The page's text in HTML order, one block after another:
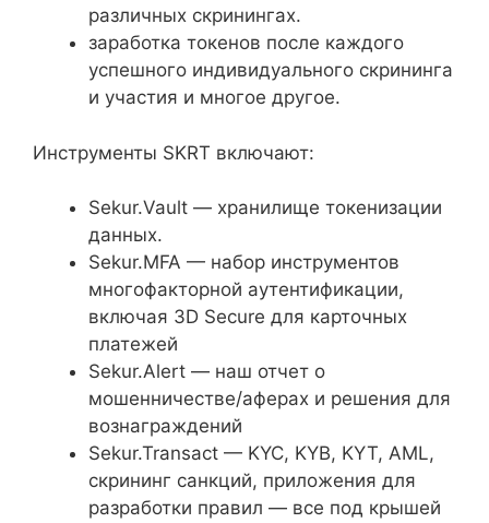
различных скринингах.
заработка токенов после каждого
успешного индивидуального скрининга
и участия и многое другое.
Инструменты SKRT включают:
Sekur.Vault — хранилище токенизации
данных.
Sekur.MFA — набор инструментов
многофакторной аутентификации,
включая 3D Secure для карточных
платежей
Sekur.Alert — наш отчет о
мошенничестве/аферах и решения для
вознаграждений
Sekur.Transact — KYC, KYB, KYT, AML,
скрининг санкций, приложения для
разработки правил — все под крышей